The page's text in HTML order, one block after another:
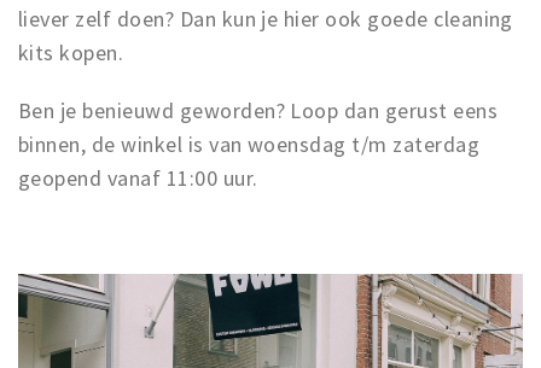
liever zelf doen? Dan kun je hier ook goede cleaning
kits kopen.
Ben je benieuwd geworden? Loop dan gerust eens
binnen, de winkel is van woensdag t/m zaterdag
geopend vanaf 11:00 uur.